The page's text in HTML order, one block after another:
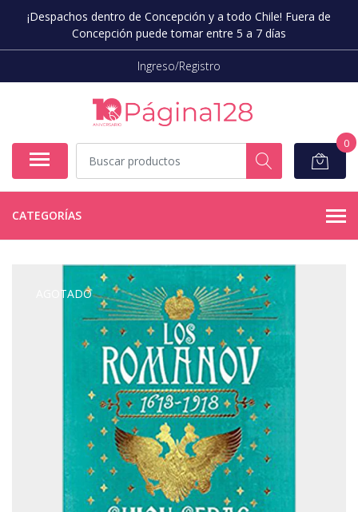
¡Despachos dentro de Concepción y a todo Chile! Fuera de
Concepción puede tomar entre 5 a 7 días
Ingreso/Registro
0
CATEGORÍAS
AGOTADO